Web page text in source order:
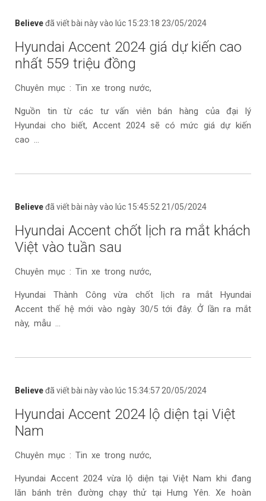
Believeđã viết bài này vào lúc 15:23:18 23/05/2024
Hyundai Accent 2024 giá dự kiến cao
nhất 559 triệu đồng
Chuyên mục : Tin xe trong nước,
Nguồn tin từ các tư vấn viên bán hàng của đại lý
Hyundai cho biết, Accent 2024 sẽ có mức giá dự kiến
cao ...
Believeđã viết bài này vào lúc 15:45:52 21/05/2024
Hyundai Accent chốt lịch ra mắt khách
Việt vào tuần sau
Chuyên mục : Tin xe trong nước,
Hyundai Thành Công vừa chốt lịch ra mắt Hyundai
Accent thế hệ mới vào ngày 30/5 tới đây. Ở lần ra mắt
này, mẫu ...
Believeđã viết bài này vào lúc 15:34:57 20/05/2024
Hyundai Accent 2024 lộ diện tại Việt
Nam
Chuyên mục : Tin xe trong nước,
Hyundai Accent 2024 vừa lộ diện tại Việt Nam khi đang
lăn bánh trên đường chạy thử tại Hưng Yên. Xe hoàn